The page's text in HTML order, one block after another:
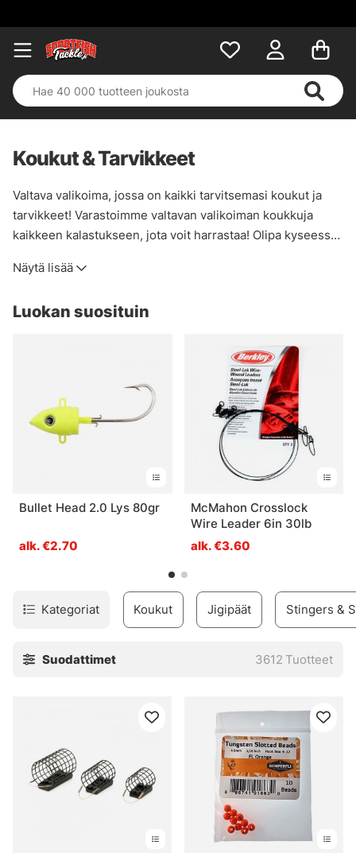
Koukut & Tarvikkeet
Valtava valikoima, jossa on kaikki tarvitsemasi koukut ja
tarvikkeet! Varastoimme valtavan valikoiman koukkuja
kaikkeen kalastukseen, jota voit harrastaa! Olipa kyseessä
kolmoiskoukku, löydät sen tästä kategoriasta!
Täältä löydät myös tarvikkeita kalastuspainojen, vaijerien,
tarvitsemasi muodossa. Täydellinen kategoria täydellistä
Näytä lisää
Luokan suosituin
Bullet Head 2.0 Lys 80gr
alk. €2.70
McMahon Crosslock
Wire Leader 6in 30lb
alk. €3.60
Kategoriat Koukut Jigipäät Stingers &
Suodattimet 3612 Tuotteet